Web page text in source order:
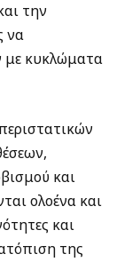
την
να
με κυκλώματα
και
ολοένα και
και
της